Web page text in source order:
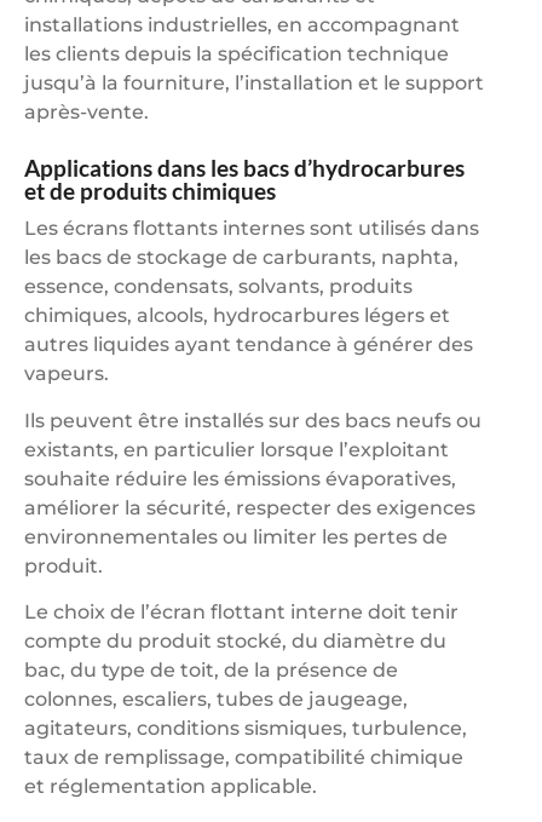
installations industrielles, en accompagnant
les clients depuis la spécification technique
jusqu’à la fourniture, l’installation et le support
après-vente.
Applications dans les bacs d’hydrocarbures
et de produits chimiques
Les écrans flottants internes sont utilisés dans
les bacs de stockage de carburants, naphta,
essence, condensats, solvants, produits
chimiques, alcools, hydrocarbures légers et
autres liquides ayant tendance à générer des
vapeurs.
Ils peuvent être installés sur des bacs neufs ou
existants, en particulier lorsque l’exploitant
souhaite réduire les émissions évaporatives,
améliorer la sécurité, respecter des exigences
environnementales ou limiter les pertes de
produit.
Le choix de l’écran flottant interne doit tenir
compte du produit stocké, du diamètre du
bac, du type de toit, de la présence de
colonnes, escaliers, tubes de jaugeage,
agitateurs, conditions sismiques, turbulence,
taux de remplissage, compatibilité chimique
et réglementation applicable.